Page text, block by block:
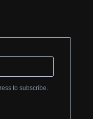
to subscribe.